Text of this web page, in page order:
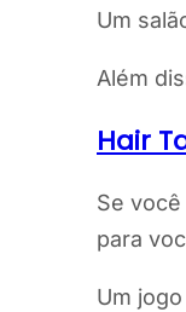
Um
Além
Hair
Se
para
Um